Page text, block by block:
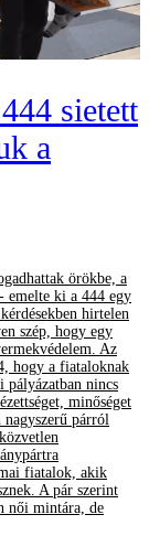
sietett
a
örökbe, a
emelte ki a 444 egy
hirtelen
szép, hogy egy
Az
hogy a fiataloknak
pályázatban nincs
minőséget
párról
fiatalok, akik
A pár szerint
női mintára, de